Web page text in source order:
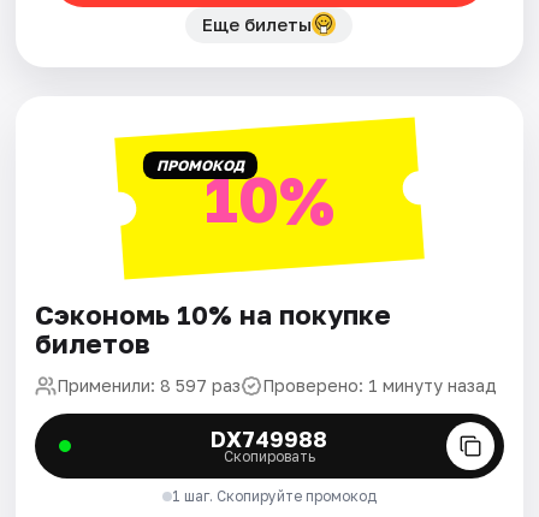
Еще билеты
ПРОМОКОД10%
Сэкономь 10% на покупке
билетов
Применили: 8 597 раз Проверено: 1 минуту назад
DX749988
Скопировать
1 шаг. Скопируйте промокод